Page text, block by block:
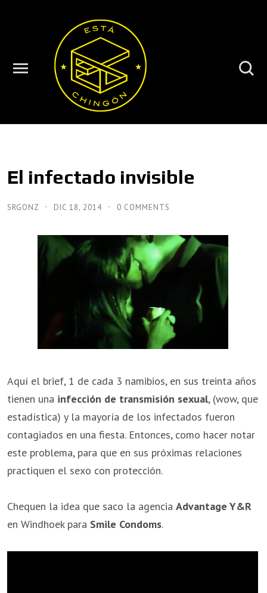
El infectado invisible
SRGONZ DIC 18, 2014 0 COMMENTS
Aquí el brief, 1 de cada 3 namibios, en sus treinta años
tienen una infección de transmisión sexual, (wow, que
estadística) y la mayoría de los infectados fueron
contagiados en una fiesta. Entonces, como hacer notar
este problema, para que en sus próximas relaciones
practiquen el sexo con protección.
Chequen la idea que saco la agencia Advantage Y&R
en Windhoek para Smile Condoms.